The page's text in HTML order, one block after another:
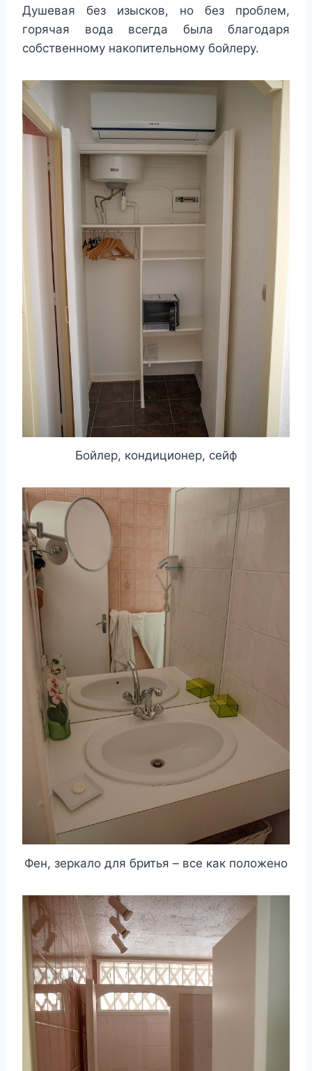
Душевая без изысков, но без проблем,
горячая вода всегда была благодаря
собственному накопительному бойлеру.
Бойлер, кондиционер, сейф
Фен, зеркало для бритья – все как положено